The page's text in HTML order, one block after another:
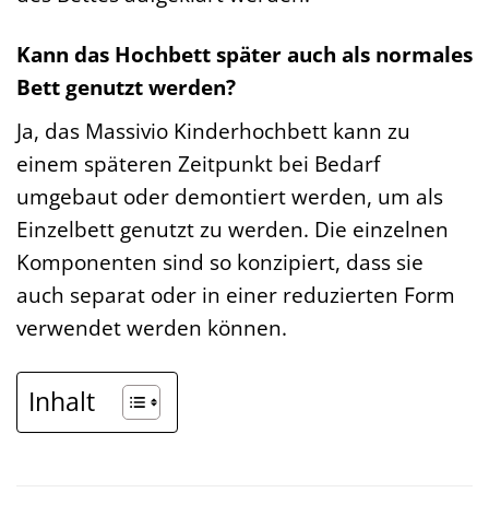
Kann das Hochbett später auch als normales
Bett genutzt werden?
Ja, das Massivio Kinderhochbett kann zu
einem späteren Zeitpunkt bei Bedarf
umgebaut oder demontiert werden, um als
Einzelbett genutzt zu werden. Die einzelnen
Komponenten sind so konzipiert, dass sie
auch separat oder in einer reduzierten Form
verwendet werden können.
Inhalt